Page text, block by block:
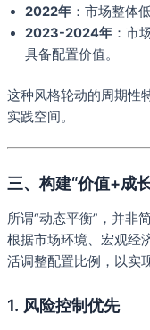
2022年 ：市场整体
2023-2024年 ：市
具备配置价值。
这种风格轮动的周期性
实践空间。
三、构建“价值+成
所谓“动态平衡”，并非
根据市场环境、宏观经
活调整配置比例，以实
1. 风险控制优先